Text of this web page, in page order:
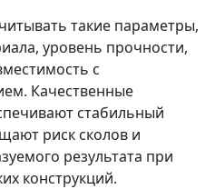
такие параметры,
уровень прочности,
с
Качественные
стабильный
риск сколов и
результата при
конструкций.